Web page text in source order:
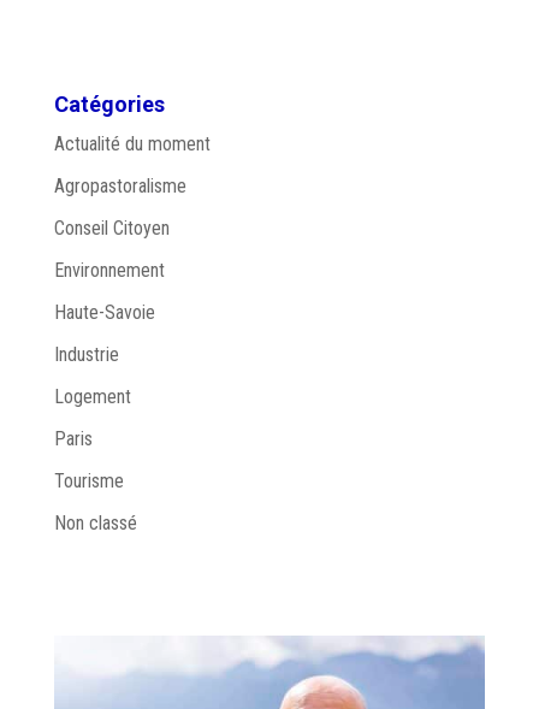
Catégories
Actualité du moment
Agropastoralisme
Conseil Citoyen
Environnement
Haute-Savoie
Industrie
Logement
Paris
Tourisme
Non classé